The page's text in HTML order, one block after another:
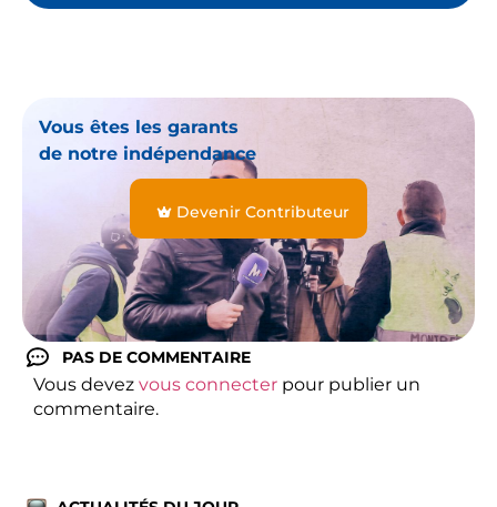
Vous êtes les garants
de notre indépendance
Devenir Contributeur
PAS DE COMMENTAIRE
Vous devez vous connecter pour publier un
commentaire.